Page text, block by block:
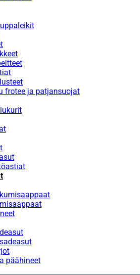
frotee ja patjansuojat
päähineet